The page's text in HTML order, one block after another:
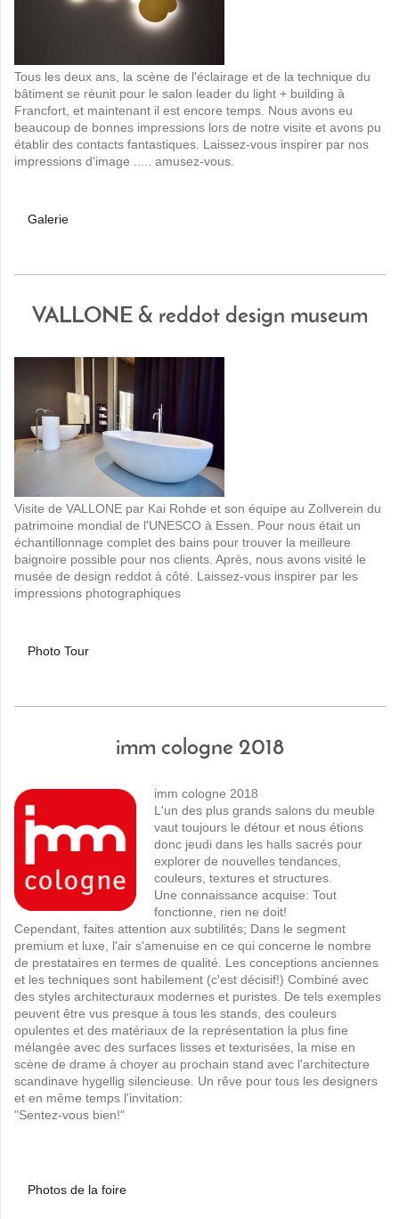
Tous les deux ans, la scène de l'éclairage et de la technique du
bâtiment se réunit pour le salon leader du light + building à
Francfort, et maintenant il est encore temps. Nous avons eu
beaucoup de bonnes impressions lors de notre visite et avons pu
établir des contacts fantastiques. Laissez-vous inspirer par nos
impressions d'image ..... amusez-vous.
Galerie
VALLONE & reddot design museum
Visite de VALLONE par Kai Rohde et son équipe au Zollverein du
patrimoine mondial de l'UNESCO à Essen. Pour nous était un
échantillonnage complet des bains pour trouver la meilleure
baignoire possible pour nos clients. Après, nous avons visité le
musée de design reddot à côté. Laissez-vous inspirer par les
impressions photographiques
Photo Tour
imm cologne 2018
imm cologne 2018
L'un des plus grands salons du meuble
vaut toujours le détour et nous étions
donc jeudi dans les halls sacrés pour
explorer de nouvelles tendances,
couleurs, textures et structures.
Une connaissance acquise: Tout
fonctionne, rien ne doit!
Cependant, faites attention aux subtilités; Dans le segment
premium et luxe, l'air s'amenuise en ce qui concerne le nombre
de prestataires en termes de qualité. Les conceptions anciennes
et les techniques sont habilement (c'est décisif!) Combiné avec
des styles architecturaux modernes et puristes. De tels exemples
peuvent être vus presque à tous les stands, des couleurs
opulentes et des matériaux de la représentation la plus fine
mélangée avec des surfaces lisses et texturisées, la mise en
scène de drame à choyer au prochain stand avec l'architecture
scandinave hygellig silencieuse. Un rêve pour tous les designers
et en même temps l'invitation:
"Sentez-vous bien!"
Photos de la foire